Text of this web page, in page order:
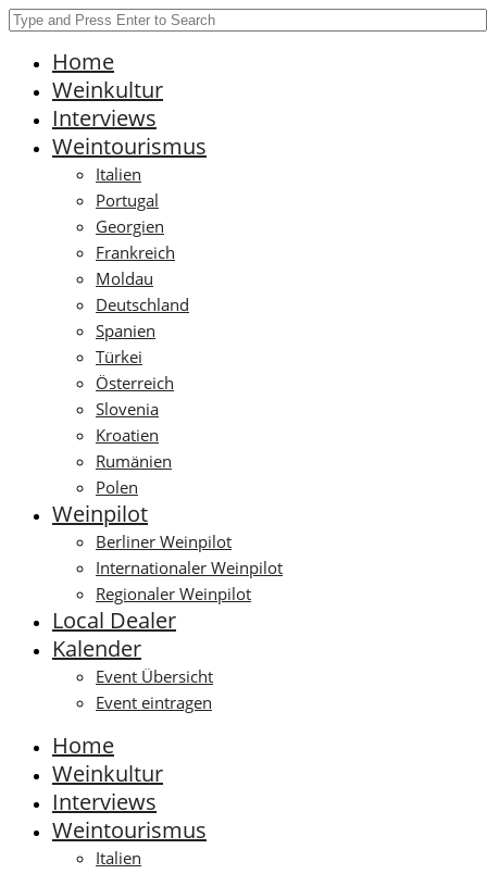
Home
Weinkultur
Interviews
Weintourismus
Italien
Portugal
Georgien
Frankreich
Moldau
Deutschland
Spanien
Türkei
Österreich
Slovenia
Kroatien
Rumänien
Polen
Weinpilot
Berliner Weinpilot
Internationaler Weinpilot
Regionaler Weinpilot
Local Dealer
Kalender
Event Übersicht
Event eintragen
Home
Weinkultur
Interviews
Weintourismus
Italien